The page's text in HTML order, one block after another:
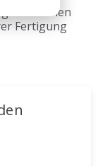
Fertigung